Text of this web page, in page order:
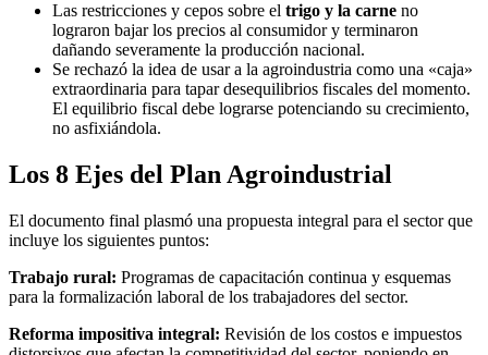
Las restricciones y cepos sobre el trigo y la carne no
lograron bajar los precios al consumidor y terminaron
dañando severamente la producción nacional.
Se rechazó la idea de usar a la agroindustria como una «caja»
extraordinaria para tapar desequilibrios fiscales del momento.
El equilibrio fiscal debe lograrse potenciando su crecimiento,
no asfixiándola.
Los 8 Ejes del Plan Agroindustrial
El documento final plasmó una propuesta integral para el sector que
incluye los siguientes puntos:
Trabajo rural: Programas de capacitación continua y esquemas
para la formalización laboral de los trabajadores del sector.
Reforma impositiva integral: Revisión de los costos e impuestos